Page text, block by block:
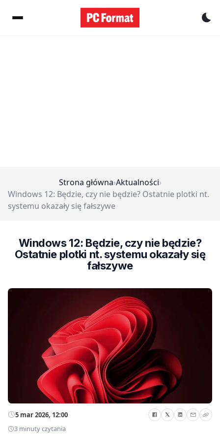
Strona główna›Aktualności›
Windows 12: Będzie, czy nie będzie? Ostatnie plotki nt.
systemu okazały się fałszywe
Windows 12: Będzie, czy nie będzie?
Ostatnie plotki nt. systemu okazały się
fałszywe
5 mar 2026, 12:00
3 minuty czytania